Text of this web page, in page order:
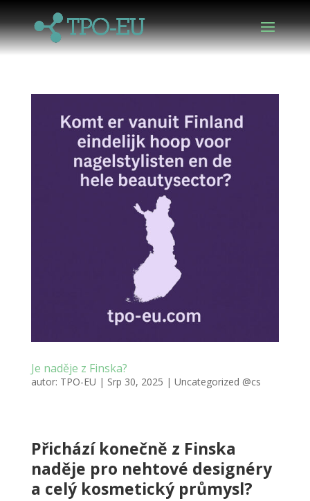
Je naděje z Finska?
autor: TPO-EU | Srp 30, 2025 | Uncategorized @cs
Přichází konečně z Finska
naděje pro nehtové designéry
a celý kosmetický průmysl?